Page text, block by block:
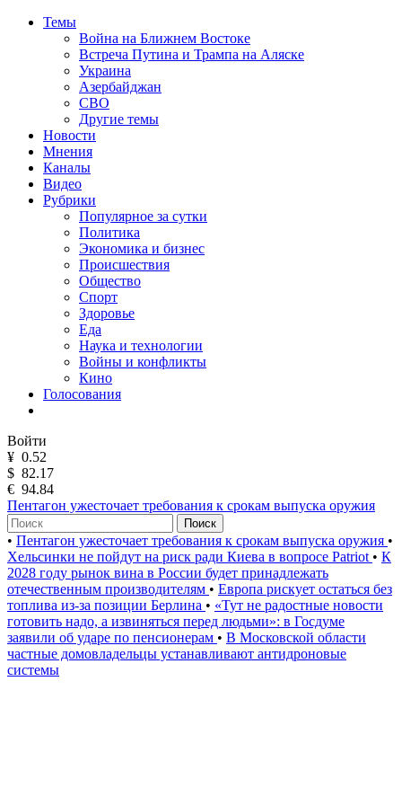
Темы
Война на Ближнем Востоке
Встреча Путина и Трампа на Аляске
Украина
Азербайджан
СВО
Другие темы
Новости
Мнения
Каналы
Видео
Рубрики
Популярное за сутки
Политика
Экономика и бизнес
Происшествия
Общество
Спорт
Здоровье
Еда
Наука и технологии
Войны и конфликты
Кино
Голосования
Войти
¥ 0.52
$ 82.17
€ 94.84
Пентагон ужесточает требования к срокам выпуска оружия
Поиск
• Пентагон ужесточает требования к срокам выпуска оружия •
Хельсинки не пойдут на риск ради Киева в вопросе Patriot • К
2028 году рынок вина в России будет принадлежать
отечественным производителям • Европа рискует остаться без
топлива из-за позиции Берлина • «Тут не радостные новости
готовить надо, а извиняться перед людьми»: в Госдуме
заявили об ударе по пенсионерам • В Московской области
частные домовладельцы устанавливают антидроновые
системы